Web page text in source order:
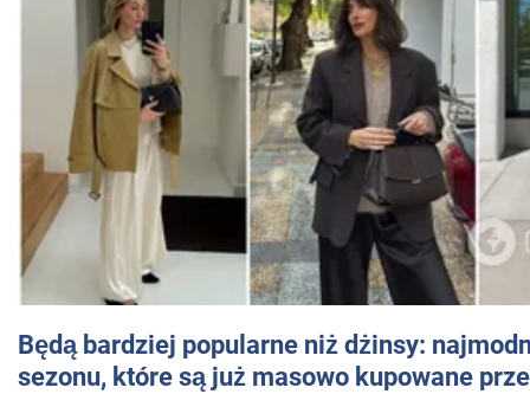
Będą bardziej popularne niż dżinsy:
sezonu, które są już masowo kupowane